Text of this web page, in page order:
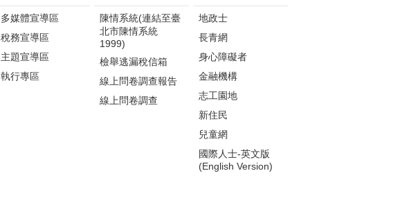
多媒體宣導區
稅務宣導區
主題宣導區
執行專區
陳情系統(連結至臺
北市陳情系統
1999)
檢舉逃漏稅信箱
線上問卷調查報告
線上問卷調查
地政士
長青網
身心障礙者
金融機構
志工園地
新住民
兒童網
國際人士-英文版
(English Version)